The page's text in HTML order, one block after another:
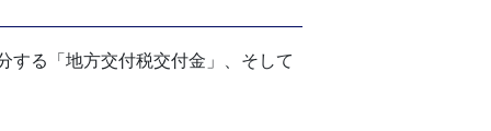
る「地方交付税交付金」、そして